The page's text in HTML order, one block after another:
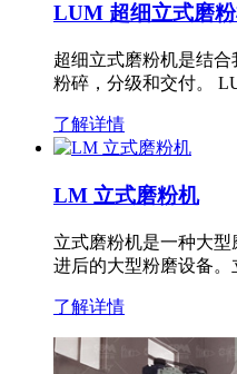
LUM 超细立式磨
超细立式磨粉机是结
粉碎，分级和交付。
了解详情
LM 立式磨粉机
立式磨粉机是一种大
进后的大型粉磨设备
了解详情